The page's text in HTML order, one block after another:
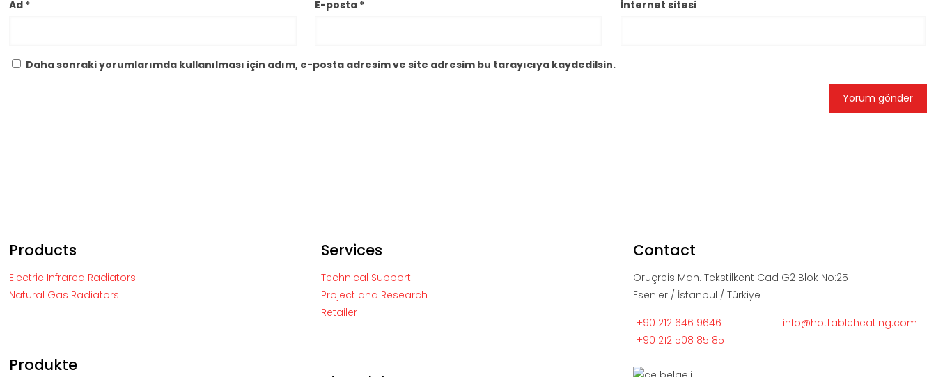
Ad * E-posta * İnternet sitesi
Daha sonraki yorumlarımda kullanılması için adım, e-posta adresim ve site adresim bu tarayıcıya kaydedilsin.
Products
Electric Infrared Radiators
Natural Gas Radiators
Produkte
Services
Technical Support
Project and Research
Retailer
Contact
Oruçreis Mah. Tekstilkent Cad G2 Blok No:25
Esenler / İstanbul / Türkiye
+90 212 646 9646
+90 212 508 85 85
info@hottableheating.com